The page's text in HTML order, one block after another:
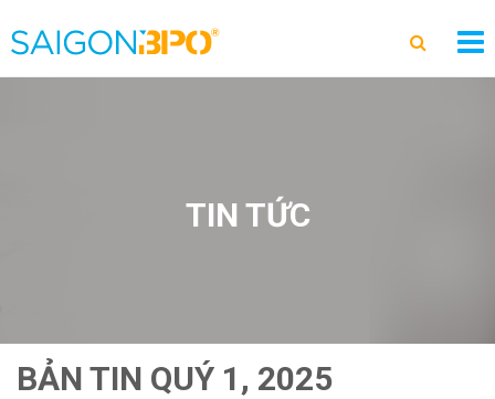
TIN TỨC
BẢN TIN QUÝ 1, 2025